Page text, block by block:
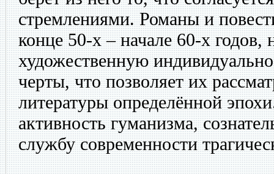
стремлениями. Романы и
конце 50-х – начале 60-х годов,
художественную
черты, что позволяет их
литературы определённой
активность гуманизма,
службу современности